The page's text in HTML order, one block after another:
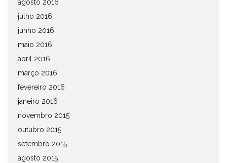
agosto 2016
julho 2016
junho 2016
maio 2016
abril 2016
março 2016
fevereiro 2016
janeiro 2016
novembro 2015
outubro 2015
setembro 2015
agosto 2015